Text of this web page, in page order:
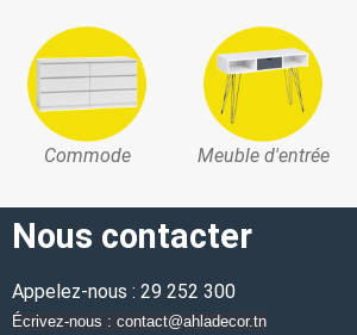
Commode Meuble d'entrée
Nous contacter
Appelez-nous : 29 252 300
Écrivez-nous : contact@ahladecor.tn